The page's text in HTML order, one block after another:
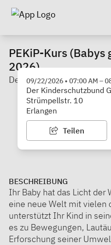
PEKiP-Kurs
2026)
Der Kinderschutzbund
09/22/2026 • 07:00 AM–
Der Kinderschutzbund
Strümpellstr. 10
Erlangen
Teilen
BESCHREIBUNG
Ihr Baby hat das Licht
eine neue Welt mit vielen
unterstützt Ihr Kind in
es zu Bewegungen,
Erforschung seiner